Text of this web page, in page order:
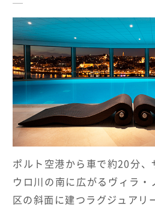
モデルプラン
HOTELS &
MAGELLAN's
ABOUT US PARTNERS
ポルト空港から車で約20分、
ウロ川の南に広がるヴィラ・
区の斜面に建つラグジュアリ